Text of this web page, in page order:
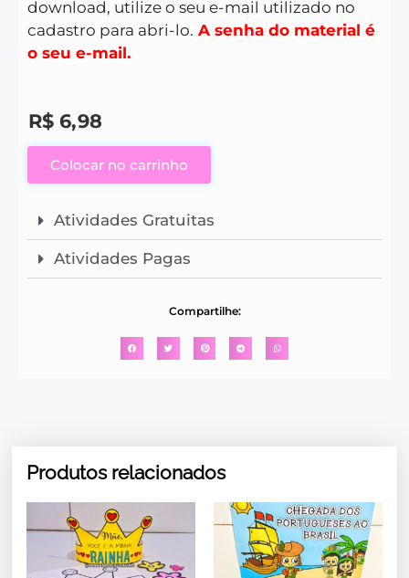
download, utilize o seu e-mail utilizado no
cadastro para abri-lo. A senha do material é
o seu e-mail.
R$ 6,98
Colocar no carrinho
Atividades Gratuitas
Atividades Pagas
Compartilhe:
Produtos relacionados